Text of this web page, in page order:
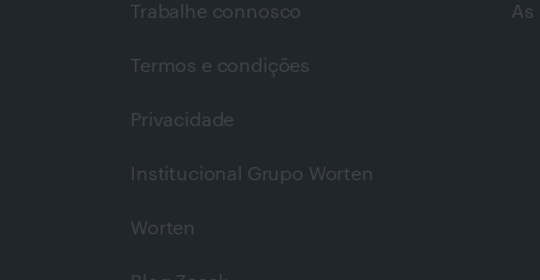
Trabalhe connosco
Termos e condições
Privacidade
Institucional Grupo Worten
Worten
As